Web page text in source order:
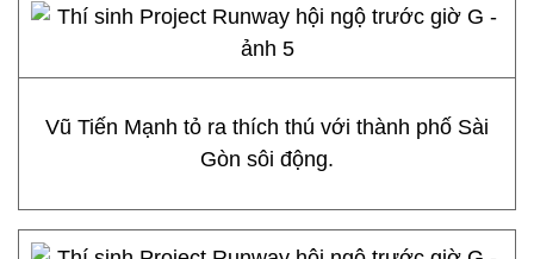
Vũ Tiến Mạnh tỏ ra thích thú với thành phố Sài
Gòn sôi động.